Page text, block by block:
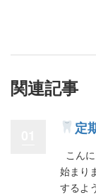
関連記事
定
こん
始まり
するよ